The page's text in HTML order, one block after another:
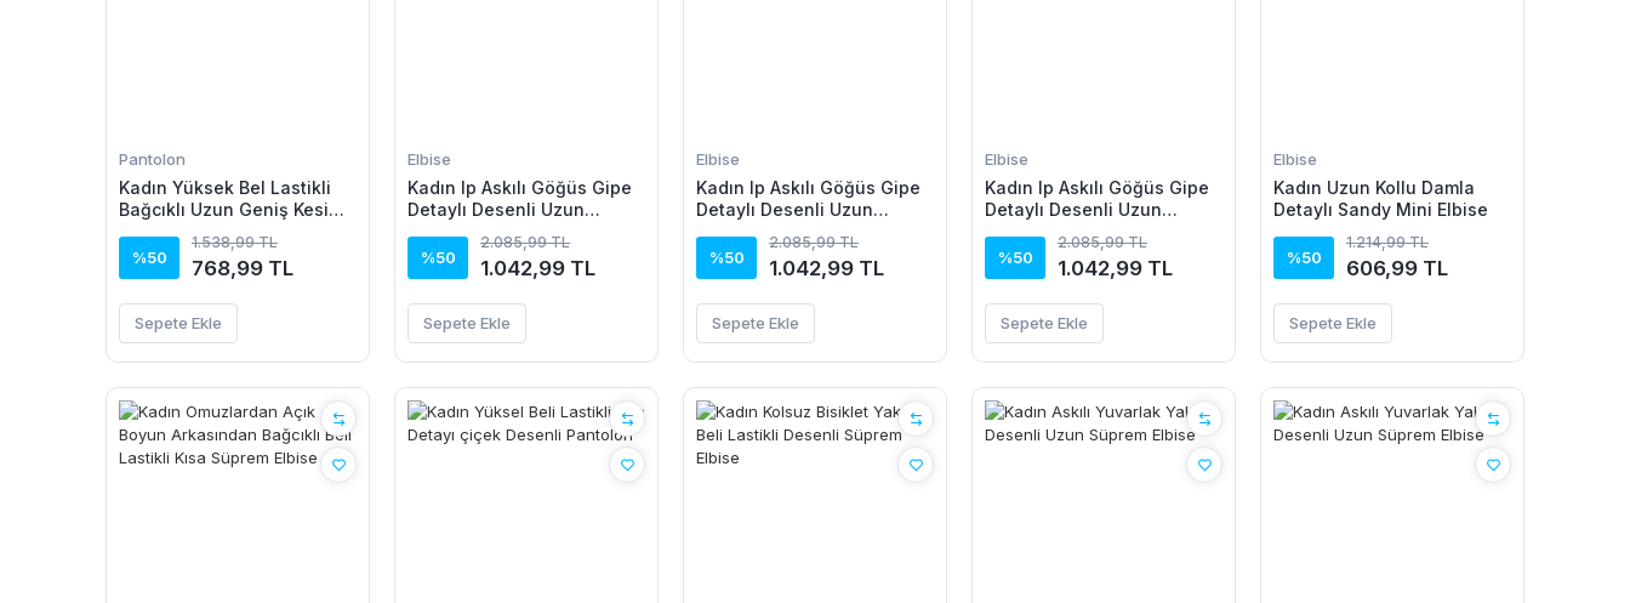
Pantolon
Kadın Yüksek Bel Lastikli
Bağcıklı Uzun Geniş Kesim
%50
1.538,99 TL
768,99 TL
Sepete Ekle
Elbise
Kadın Ip Askılı Göğüs Gipe
Detaylı Desenli Uzun
%50
2.085,99 TL
1.042,99 TL
Sepete Ekle
Elbise
Kadın Ip Askılı Göğüs Gipe
Detaylı Desenli Uzun
%50
2.085,99 TL
1.042,99 TL
Sepete Ekle
Elbise
Kadın Ip Askılı Göğüs Gipe
Detaylı Desenli Uzun
%50
2.085,99 TL
1.042,99 TL
Sepete Ekle
Elbise
Kadın Uzun Kollu Damla
Detaylı Sandy Mini Elbise
%50
1.214,99 TL
606,99 TL
Sepete Ekle